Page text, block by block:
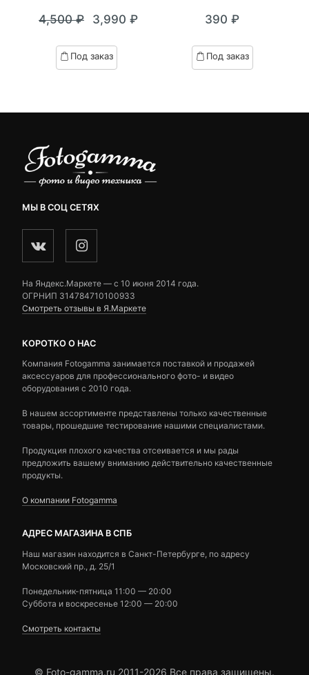
out
based
on
4,500₽
Первоначальная
цена
составляла
3,990 ₽
Текущая
цена:
3,990 ₽.
Под заказ
out
based
on
390 ₽
Под заказ
МЫ В СОЦ СЕТЯХ
На Яндекс.Маркете — c 10 июня 2014 года.
ОГРНИП 314784710100933
Смотреть отзывы в Я.Маркете
КОРОТКО О НАС
Компания Fotogamma занимается поставкой и продажей
аксессуаров для профессионального фото- и видео
оборудования с 2010 года.
В нашем ассортименте представлены только качественные
товары, прошедшие тестирование нашими специалистами.
Продукция плохого качества отсеивается и мы рады
предложить вашему вниманию действительно качественные
продукты.
О компании Fotogamma
АДРЕС МАГАЗИНА В СПБ
Наш магазин находится в Санкт-Петербурге, по адресу
Московский пр., д. 25/1
Понедельник-пятница 11:00 — 20:00
Суббота и воскресенье 12:00 — 20:00
Смотреть контакты
© Foto-gamma.ru 2011-2026 Все права защищены.